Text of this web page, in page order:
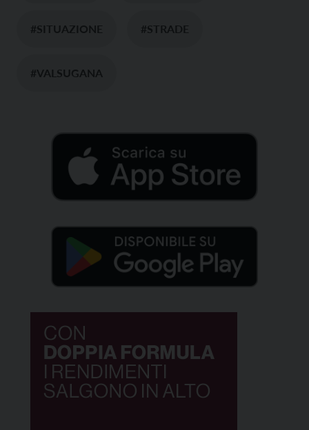
#SITUAZIONE #STRADE
#VALSUGANA